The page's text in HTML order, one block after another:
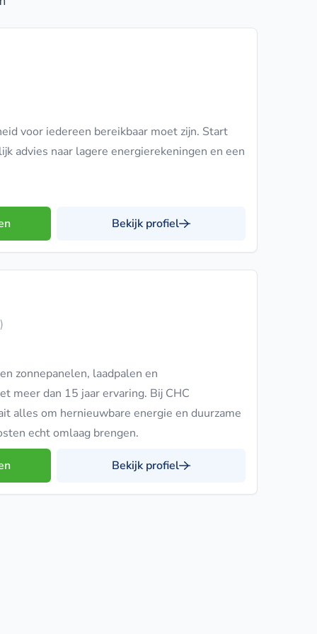
voor iedereen bereikbaar moet zijn. Start
advies naar lagere energierekeningen en een
Bekijk profiel
zonnepanelen, laadpalen en
meer dan 15 jaar ervaring. Bij CHC
alles om hernieuwbare energie en duurzame
echt omlaag brengen.
Bekijk profiel